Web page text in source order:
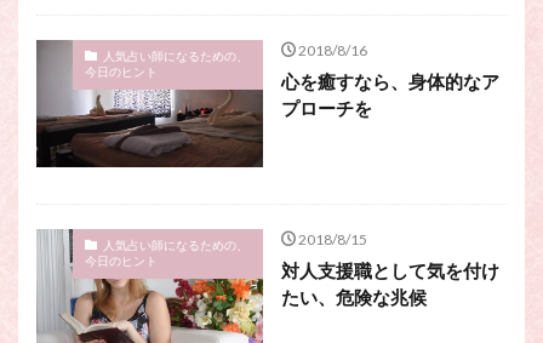
人気占い師になるための、
今日のヒント
2018/8/16
心を癒すなら、身体的なア
プローチを
人気占い師になるための、
今日のヒント
2018/8/15
対人支援職として気を付け
たい、危険な兆候
占い師になりたい
占いセラピー
おまじない
スピリチュアル・セラピー
サイコセラピー
スピリチュアル
スピリチュアル・カウンセラー
スピリチュアル・カウンセラーになりたい
スピリチュアル、スピリチュアル・カウンセラー、スピリチュ
アル・カウンセラーになりたい、スピリチュアル・カウンセリ
ング、スピリチュアル・セッション、スピリチュアル・セラピ
ー、スピリチュアルカウンセラー、スピリチュアル講座、占い